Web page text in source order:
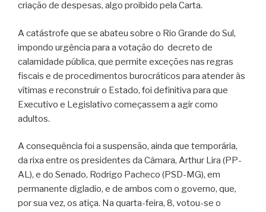
criação de despesas, algo proibido pela Carta.
A catástrofe que se abateu sobre o Rio Grande do Sul,
impondo urgência para a votação do decreto de
calamidade pública, que permite exceções nas regras
fiscais e de procedimentos burocráticos para atender às
vítimas e reconstruir o Estado, foi definitiva para que
Executivo e Legislativo começassem a agir como
adultos.
A consequência foi a suspensão, ainda que temporária,
da rixa entre os presidentes da Câmara, Arthur Lira (PP-
AL), e do Senado, Rodrigo Pacheco (PSD-MG), em
permanente digladio, e de ambos com o governo, que,
por sua vez, os atiça. Na quarta-feira, 8, votou-se o